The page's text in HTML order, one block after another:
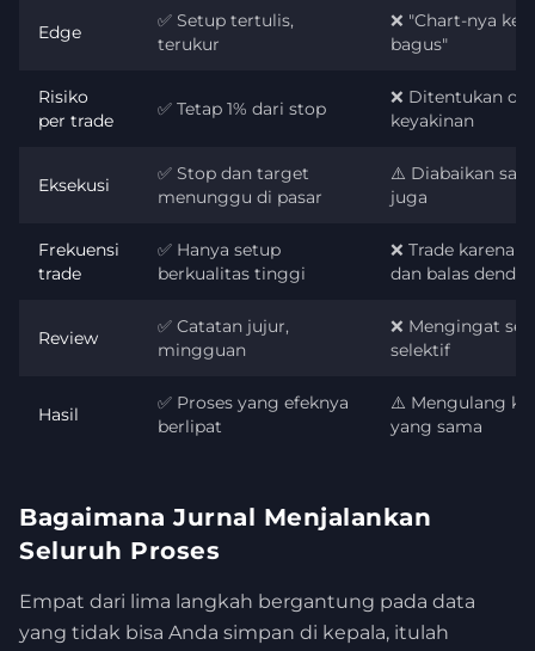
Edge
✅ Setup tertulis,
terukur
❌ "Chart-nya
bagus"
Risiko
per trade
✅ Tetap 1% dari stop
❌ Ditentukan
keyakinan
Eksekusi
✅ Stop dan target
menunggu di pasar
⚠️ Diabaikan
juga
Frekuensi
trade
✅ Hanya setup
berkualitas tinggi
❌ Trade karena
dan balas
Review
✅ Catatan jujur,
mingguan
❌ Mengingat
selektif
Hasil
✅ Proses yang efeknya
berlipat
⚠️ Mengulang
yang sama
Bagaimana Jurnal Menjalankan
Seluruh Proses
Empat dari lima langkah bergantung pada data
yang tidak bisa Anda simpan di kepala, itulah